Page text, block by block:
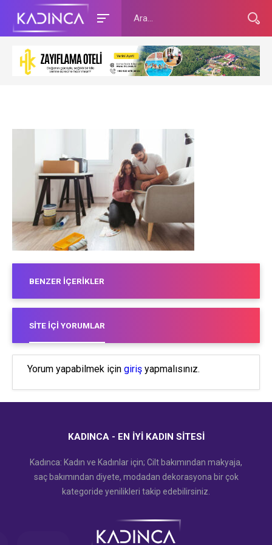
BENZER İÇERIKLER
SITE İÇI YORUMLAR
Yorum yapabilmek için giriş yapmalısınız.
KADINCA - EN İYI KADIN SITESI
Kadınca: Kadın ve Kadınlar için; Cilt bakımından makyaja,
saç bakımından diyete, modadan dekorasyona bir çok
kategoride yenilikleri takip edebilirsiniz.